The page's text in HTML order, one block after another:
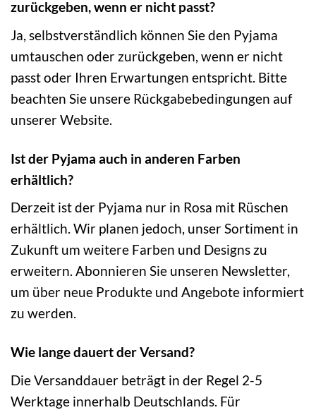
zurückgeben, wenn er nicht passt?
Ja, selbstverständlich können Sie den Pyjama
umtauschen oder zurückgeben, wenn er nicht
passt oder Ihren Erwartungen entspricht. Bitte
beachten Sie unsere Rückgabebedingungen auf
unserer Website.
Ist der Pyjama auch in anderen Farben
erhältlich?
Derzeit ist der Pyjama nur in Rosa mit Rüschen
erhältlich. Wir planen jedoch, unser Sortiment in
Zukunft um weitere Farben und Designs zu
erweitern. Abonnieren Sie unseren Newsletter,
um über neue Produkte und Angebote informiert
zu werden.
Wie lange dauert der Versand?
Die Versanddauer beträgt in der Regel 2-5
Werktage innerhalb Deutschlands. Für